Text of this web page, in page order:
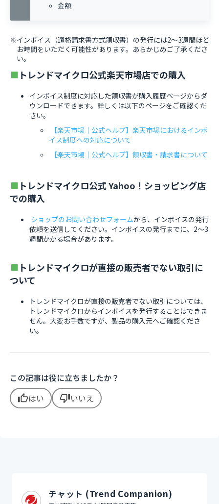
金額
※インボイス（適格請求書方式領収書）の発行には2～3週間ほど
お時間をいただく可能性があります。あらかじめご了承くださ
い。
トレンドマイクロ公式楽天市場店での購入
インボイス制度に対応した領収書が購入履歴ページからダ
ウンロードできます。詳しくは以下のページをご確認くだ
さい。
【楽天市場｜公式ヘルプ】楽天市場におけるインボ
イス制度への対応について
【楽天市場｜公式ヘルプ】領収書・請求書について
トレンドマイクロ公式 Yahoo！ショッピング店
での購入
ショップのお問い合わせフォームから、インボイスの発行
依頼を送信してください。インボイスの発行までに、2～3
週間かかる場合があります。
トレンドマイクロが直接の販売者でない取引に
ついて
トレンドマイクロが直接の販売者でない取引については、
トレンドマイクロからインボイスを発行することはできま
せん。大変お手数ですが、製品の購入元へご確認くださ
い。
この記事は役に立ちましたか？
thumb_upはい thumb_downいいえ
チャット (Trend Companion)